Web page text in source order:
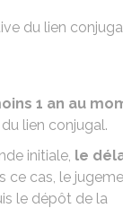
du lien
1 an au
lien conjugal.
initiale, le
ce cas, le
le dépôt de la